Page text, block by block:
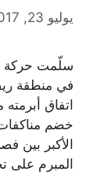
يوليو 23, 2017
سلّمت حركة
في منطقة
اتفاق
خضم مناكفات
الأكبر بين
المبرم على